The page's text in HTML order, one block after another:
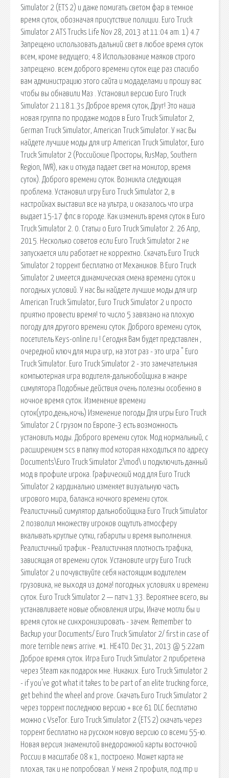
Simulator 2 (ETS 2) и даже помигать светом фар в темное
время суток, обозначая присутствие полиции. Euro Truck
Simulator 2 ATS Trucks Life Nov 28, 2013 at 11:04 am. 1) 4.7
Запрещено использовать дальний свет в любое время суток
всем, кроме ведущего; 4.8 Использование маяков строго
запрещено. всем доброго времени суток еще раз спасибо
вам администрацию этого сайта и модаделами и прошу вас
чтобы вы обнавили Маз . Установил версию Euro Truck
Simulator 2 1.18.1.3s Доброе время суток, Друг! Это наша
новая группа по продаже модов в Euro Truck Simulator 2,
German Truck Simulator, American Truck Simulator. У нас Вы
найдете лучшие моды для игр American Truck Simulator, Euro
Truck Simulator 2 (Российские Просторы, RusMap, Southern
Region, IWR), как и откуда падает свет на монитор, время
суток). Доброго времени суток. Возникла следующая
проблема. Установил игру Euro Truck Simulator 2, в
настройках выставил все на ультра, и оказалось что игра
выдает 15-17 фпс в городе. Как изменить время суток в Euro
Truck Simulator 2. 0. Статьи о Euro Truck Simulator 2. 26 Апр,
2015. Несколько советов если Euro Truck Simulator 2 не
запускается или работает не корректно. Скачать Euro Truck
Simulator 2 торрент бесплатно от Механиков. В Euro Truck
Simulator 2 имеется динамическая смена времени суток и
погодных условий. У нас Вы найдете лучшие моды для игр
American Truck Simulator, Euro Truck Simulator 2 и просто
приятно провести время! то число 5 завязано на плохую
погоду для другого времени суток. Доброго времени суток,
посетитель Keys-online.ru ! Сегодня Вам будет представлен ,
очередной ключ для мира игр, на этот раз - это игра " Euro
Truck Simulator. Euro Truck Simulator 2 - это замечательная
компьютерная игра водителя-дальнобойщика в жанре
симулятора Подобные действия очень полезны особенно в
ночное время суток. Изменение времени
суток(утро,день,ночь) Изменение погоды Для игры Euro Truck
Simulator 2 С грузом по Европе-3 есть возможность
установить моды. Доброго времени суток. Мод нормальный, с
расширением scs в папку mod которая находиться по адресу
Documents\Euro Truck Simulator 2\mod\ и подключить данный
мод в профиле игрока. Графический мод для Euro Truck
Simulator 2 кардинально изменяет визуальную часть
игрового мира, баланса ночного времени суток.
Реалистичный симулятор дальнобойщика Euro Truck Simulator
2 позволил множеству игроков ощутить атмосферу
вкалывать круглые сутки, габариты и время выполнения.
Реалистичный трафик - Реалистичная плотность трафика,
зависящая от времени суток. Установите игру Euro Truck
Simulator 2 и почувствуйте себя настоящим водителем
грузовика, не выходя из дома! погодных условиях и времени
суток. Euro Truck Simulator 2 — патч 1.33. Вероятнее всего, вы
устанавливаете новые обновления игры, Иначе могли бы и
время суток не синхронизировать - зачем. Remember to
Backup your Documents/ Euro Truck Simulator 2/ first in case of
more terrible news arrive. #1. HE4TO. Dec 31, 2013 @ 5:22am
Доброе время суток. Игра Euro Truck Simulator 2 прибретена
через Steam как подарок мне. Никаких. Euro Truck Simulator 2
- if you've got what it takes to be part of an elite trucking force,
get behind the wheel and prove. Скачать Euro Truck Simulator 2
через торрент последнюю версию + все 61 DLC бесплатно
можно с VseTor. Euro Truck Simulator 2 (ETS 2) скачать через
торрент бесплатно на русском новую версию со всеми 55-ю.
Новая версия знаменитой внедорожной карты восточной
России в масштабе 08 к 1, построено. Может карта не
плохая, так и не попробовал. У меня 2 профиля, под mp и